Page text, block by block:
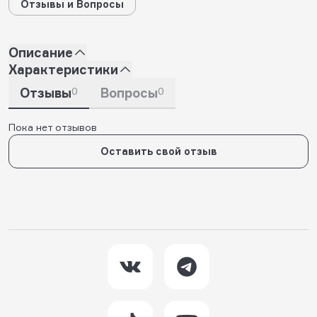
Отзывы и Вопросы
Описание
Характеристики
Отзывы0 Вопросы0
Пока нет отзывов
Оставить свой отзыв